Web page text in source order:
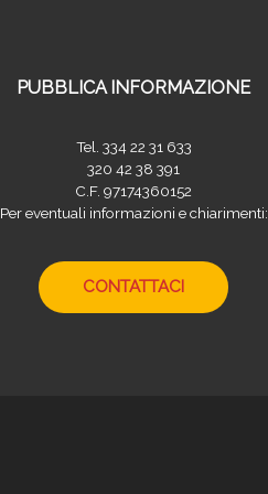
PUBBLICA INFORMAZIONE
Tel. 334 22 31 633
320 42 38 391
C.F. 97174360152
Per eventuali informazioni e chiarimenti:
CONTATTACI